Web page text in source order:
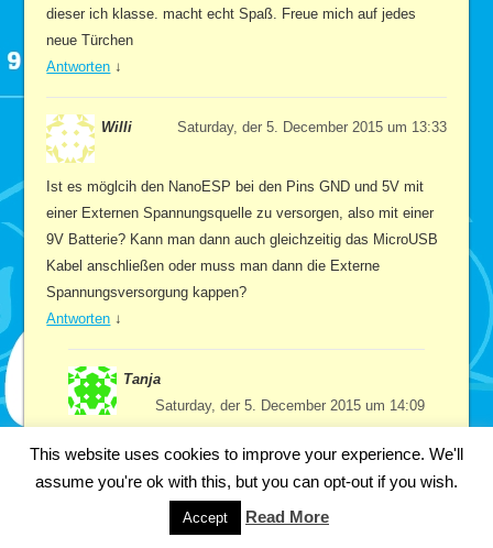
dieser ich klasse. macht echt Spaß. Freue mich auf jedes
neue Türchen
Antworten ↓
Willi Saturday, der 5. December 2015 um 13:33
Ist es möglcih den NanoESP bei den Pins GND und 5V mit
einer Externen Spannungsquelle zu versorgen, also mit einer
9V Batterie? Kann man dann auch gleichzeitig das MicroUSB
Kabel anschließen oder muss man dann die Externe
Spannungsversorgung kappen?
Antworten ↓
Tanja
Saturday, der 5. December 2015 um 14:09
zwei unterschiedliche Potentiale. Du schickst damit 9V
auf den USB-Ausgang deines Rechners. Vermutlich ist
This website uses cookies to improve your experience. We'll
assume you're ok with this, but you can opt-out if you wish.
Accept Read More